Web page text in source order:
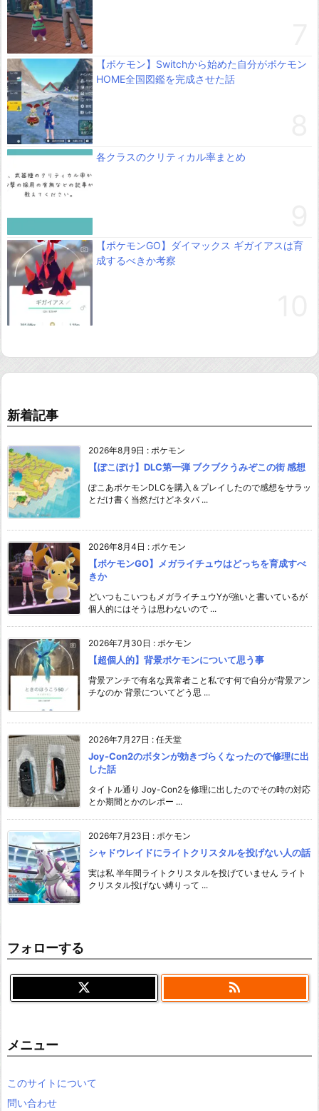
【ポケモン】Switchから始めた自分がポケモン
HOME全国図鑑を完成させた話
各クラスのクリティカル率まとめ
【ポケモンGO】ダイマックス ギガイアスは育
成するべきか考察
新着記事
2026年8月9日 : ポケモン
【ぽこぽけ】DLC第一弾 ブクブクうみぞこの街 感想
ぽこあポケモンDLCを購入＆プレイしたので感想をサラッ
とだけ書く当然だけどネタバ ...
2026年8月4日 : ポケモン
【ポケモンGO】メガライチュウはどっちを育成すべ
きか
どいつもこいつもメガライチュウYが強いと書いているが
個人的にはそうは思わないので ...
2026年7月30日 : ポケモン
【超個人的】背景ポケモンについて思う事
背景アンチで有名な異常者こと私です何で自分が背景アン
チなのか 背景についてどう思 ...
2026年7月27日 : 任天堂
Joy-Con2のボタンが効きづらくなったので修理に出
した話
タイトル通り Joy-Con2を修理に出したのでその時の対応
とか期間とかのレポー ...
2026年7月23日 : ポケモン
シャドウレイドにライトクリスタルを投げない人の話
実は私 半年間ライトクリスタルを投げていません ライト
クリスタル投げない縛りって ...
フォローする

メニュー
このサイトについて
問い合わせ